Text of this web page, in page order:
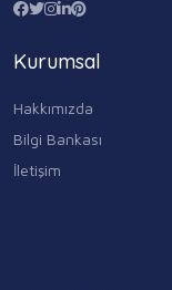
Kurumsal
Hakkımızda
Bilgi Bankası
İletişim